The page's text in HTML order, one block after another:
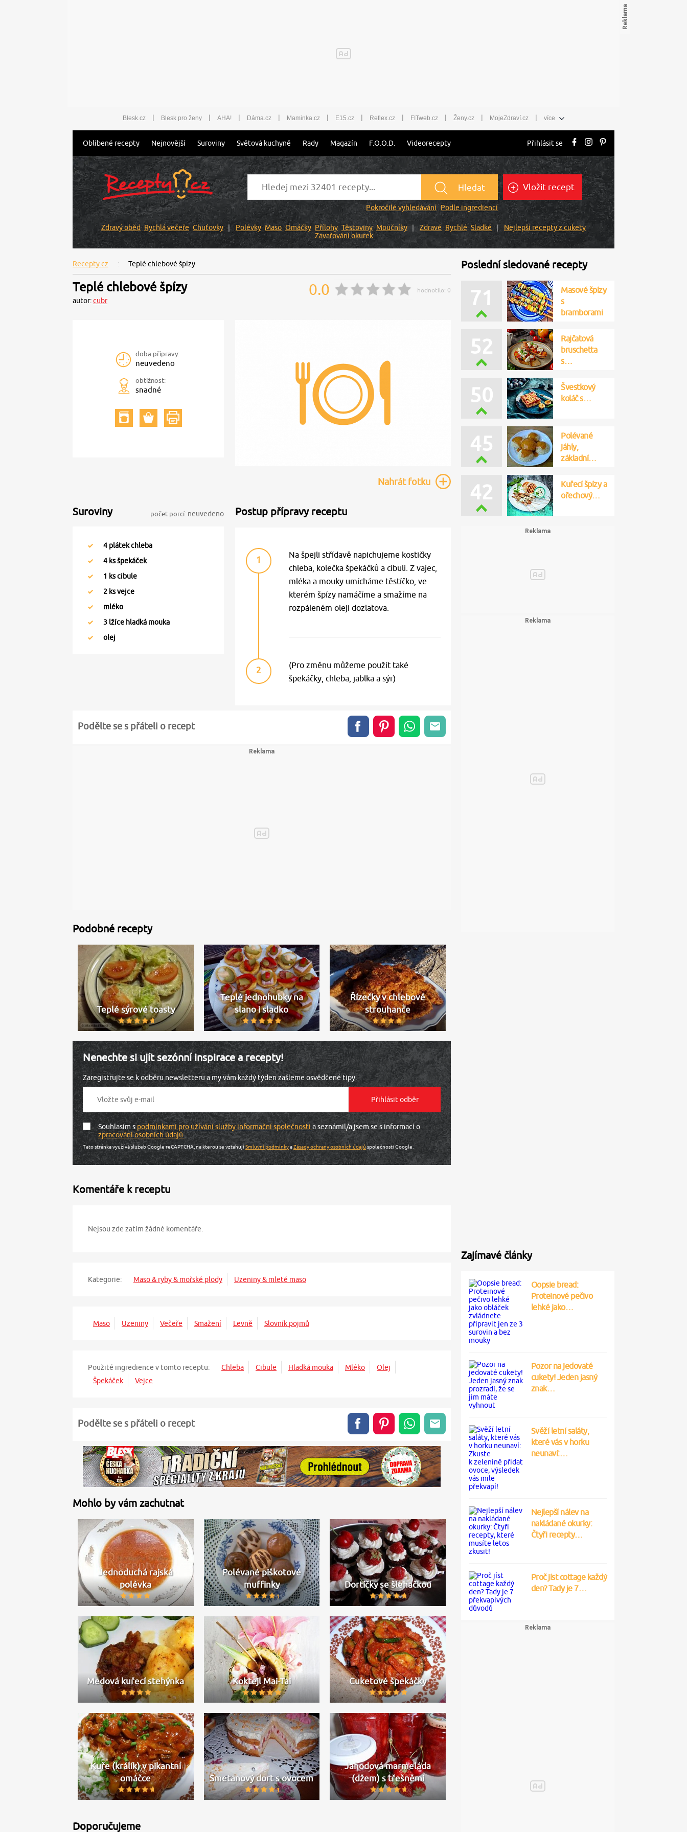
Blesk.cz | Blesk pro ženy | AHA! | Dáma.cz | Maminka.cz | E15.cz | Reflex.cz | FITweb.cz | Ženy.cz | MojeZdraví.cz | více
Oblíbené recepty Nejnovější Suroviny Světová kuchyně Rady Magazín F.O.O.D. Videorecepty Přihlásit se
Hledat
Pokročilé vyhledávání Podle ingrediencí
Vložit recept
Zdravý oběd Rychlá večeře Chuťovky Polévky Maso Omáčky Přílohy Těstoviny Moučníky Zdravé Rychlé Sladké
Nejlepší recepty z cukety
Zavařování okurek
Recepty.cz Teplé chlebové špízy
Teplé chlebové špízy
autor:cubr
0.0 hodnotilo: 0
doba přípravy:
neuvedeno
obtížnost:
snadné
Nahrátfotku
Suroviny počet porcí: neuvedeno
4 plátek chleba
4 ks špekáček
1 ks cibule
2 ks vejce
mléko
3 lžíce hladká mouka
olej
Postup přípravy receptu
1
Na špejli střídavě napichujeme kostičky
chleba, kolečka špekáčků a cibuli. Z vajec,
mléka a mouky umícháme těstíčko, ve
kterém špízy namáčíme a smažíme na
rozpáleném oleji dozlatova.
2
(Pro změnu můžeme použít také
špekáčky, chleba, jablka a sýr)
Podělte se s přáteli o recept
Podobné recepty
Teplé sýrové toasty
Teplé jednohubky na
slano i sladko
Řízečky v chlebové
strouhance
Nenechte si ujít sezónní inspirace a recepty!
Zaregistrujte se k odběru newsletteru a my vám každý týden zašleme osvědčené tipy.
Souhlasím spodmínkami pro užívání služby informační společnosti a seznámil/a jsem se s informací o
zpracování osobních údajů.
Tato stránka využívá služeb Google reCAPTCHA, na kterou se vztahujíSmluvní podmínkyaZásady ochrany osobních údajůspolečnosti Google.
Komentáře k receptu
Nejsou zde zatím žádné komentáře.
Kategorie: Maso & ryby & mořské plody Uzeniny & mleté maso
Maso Uzeniny Večeře Smažení Levně Slovník pojmů
Použité ingredience v tomto receptu: Chleba Cibule Hladká mouka Mléko
Olej
Špekáček
Vejce
Podělte se s přáteli o recept
Mohlo by vám zachutnat
Jednoduchá rajská
polévka
Polévané piškotové
muffinky
Dortíčky se šlehačkou
Medová kuřecí stehýnka Koktejl Mai-Tai Cuketové špekáčky
Kuře (králík) v pikantní
omáčce
Smetanový dort s ovocem
Jahodová marmeláda
(džem) s třešněmi
Doporučujeme
Poslední sledované recepty
71
Masové špízy
s
bramborami
52
Rajčatová
bruschetta
s…
50
Švestkový
koláč s…
45
Polévané
jáhly,
základní…
42
Kuřecí špízy a
ořechový…
Zajímavé články
Oopsie bread:
Proteinové pečivo
lehké jako…
Pozor na jedovaté
cukety! Jeden jasný
znak…
Svěží letní saláty,
které vás v horku
neunaví:…
Nejlepší nálev na
nakládané okurky:
Čtyři recepty…
Proč jíst cottage každý
den? Tady je 7…